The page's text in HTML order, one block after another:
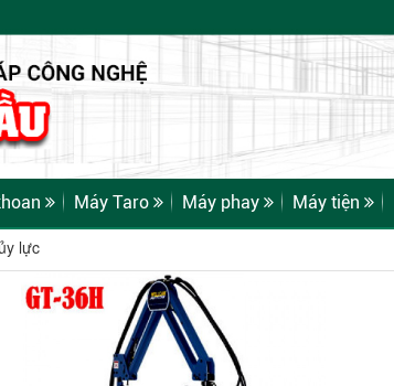
Máy Taro Máy phay Máy tiện
lực